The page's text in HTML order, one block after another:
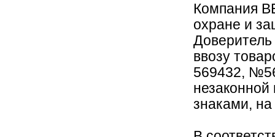
Компания
охране и
Доверитель
ввозу
569432,
знаками,